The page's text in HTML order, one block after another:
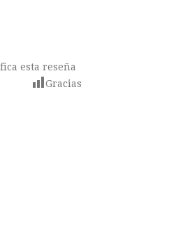
esta reseña
Gracias